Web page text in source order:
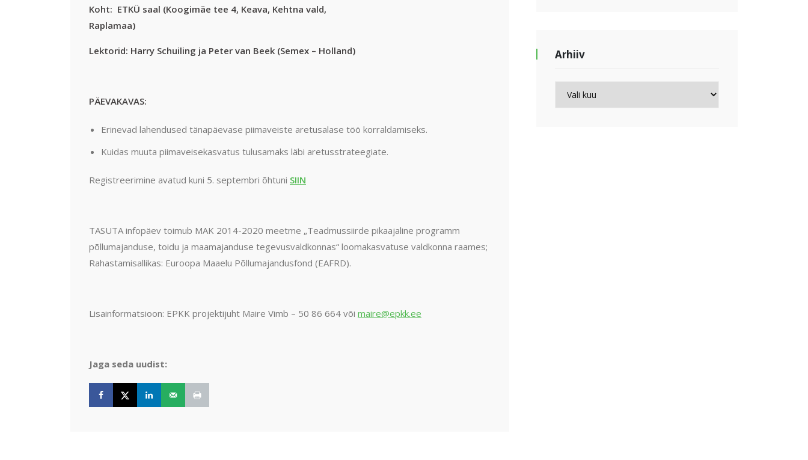
Koht: ETKÜ saal (Koogimäe tee 4, Keava, Kehtna vald,
Raplamaa)
Lektorid: Harry Schuiling ja Peter van Beek (Semex – Holland)
PÄEVAKAVAS:
Erinevad lahendused tänapäevase piimaveiste aretusalase töö korraldamiseks.
Kuidas muuta piimaveisekasvatus tulusamaks läbi aretusstrateegiate.
Registreerimine avatud kuni 5. septembri õhtuni SIIN
TASUTA infopäev toimub MAK 2014-2020 meetme „Teadmussiirde pikaajaline programm
põllumajanduse, toidu ja maamajanduse tegevusvaldkonnas“ loomakasvatuse valdkonna raames;
Rahastamisallikas: Euroopa Maaelu Põllumajandusfond (EAFRD).
Lisainformatsioon: EPKK projektijuht Maire Vimb – 50 86 664 või maire@epkk.ee
Jaga seda uudist:
Arhiiv